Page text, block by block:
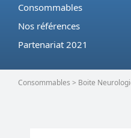
Consommables
Nos références
Partenariat 2021
Consommables > Boite